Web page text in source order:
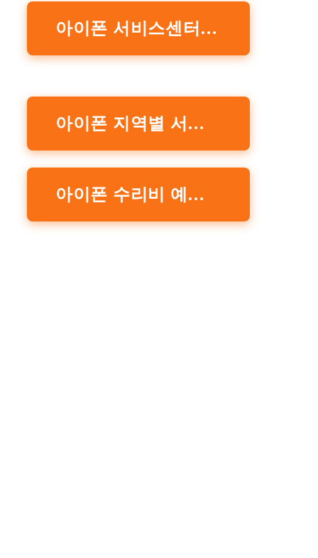
아이폰 서비스센터 예약 바로가기
아이폰 지역별 서비스센터 지점 찾기
아이폰 수리비 예상비용 확인